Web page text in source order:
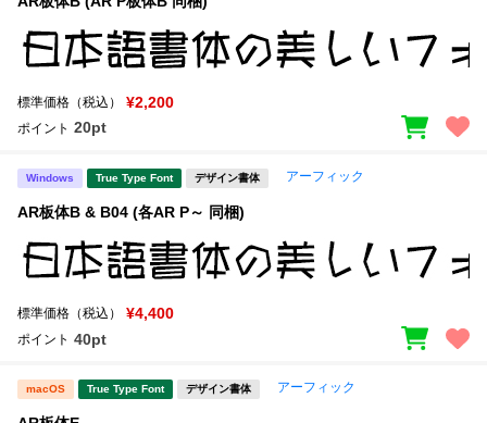
キャンペーン一覧
新着一覧
マイページ
お気に入り
ご利用ガイド
宋朝体
教科書体 行書体
すべてを表示
標準価格（税込） ¥2,200
ポイント 20pt
Windows True Type Font デザイン書体 アーフィック
AR板体B & B04 (各AR P～ 同梱)
標準価格（税込） ¥4,400
ポイント 40pt
macOS True Type Font デザイン書体 アーフィック